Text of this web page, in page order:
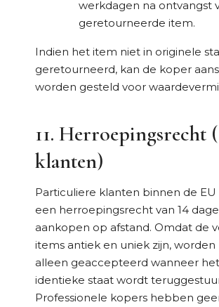
werkdagen na ontvangst
geretourneerde item.
Indien het item niet in originele
geretourneerd, kan de koper
worden gesteld voor
11. Herroepingsrecht
klanten)
Particuliere klanten binnen de
een herroepingsrecht van 14
aankopen op afstand. Omdat de
items antiek en uniek zijn,
alleen geaccepteerd wanneer
identieke staat wordt
Professionele kopers hebben